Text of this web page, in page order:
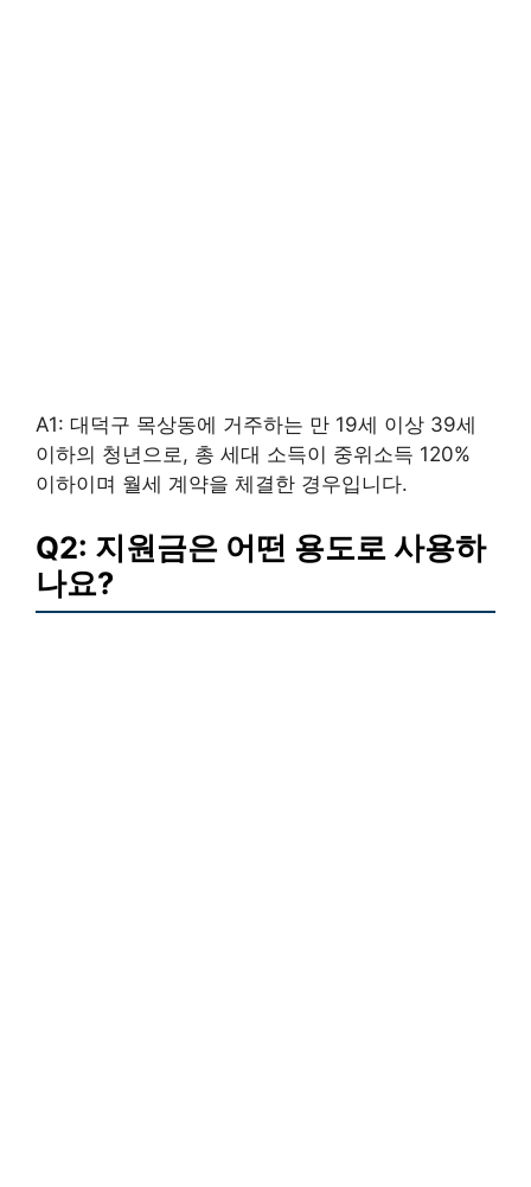
A1: 대덕구 목상동에 거주하는 만 19세 이상 39세
이하의 청년으로, 총 세대 소득이 중위소득 120%
이하이며 월세 계약을 체결한 경우입니다.
Q2: 지원금은 어떤 용도로 사용하
나요?